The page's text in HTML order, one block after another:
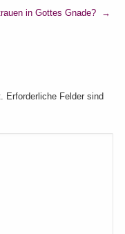
in Gottes Gnade? →
Erforderliche Felder sind